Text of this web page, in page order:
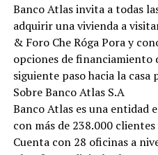
Banco Atlas invita a todas
adquirir una vivienda a
& Foro Che Róga Pora y
opciones de financiamiento
siguiente paso hacia la casa
Sobre Banco Atlas S.A
Banco Atlas es una entidad
con más de 238.000
Cuenta con 28 oficinas a